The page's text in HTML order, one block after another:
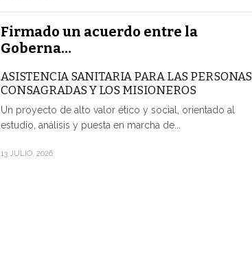
Firmado un acuerdo entre la
Goberna…
ASISTENCIA SANITARIA PARA LAS PERSONAS
CONSAGRADAS Y LOS MISIONEROS
Un proyecto de alto valor ético y social, orientado al
estudio, análisis y puesta en marcha de...
13 JULIO, 2026